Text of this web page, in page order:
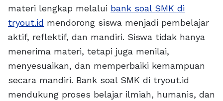
materi lengkap melalui bank soal SMK di
tryout.id mendorong siswa menjadi pembelajar
aktif, reflektif, dan mandiri. Siswa tidak hanya
menerima materi, tetapi juga menilai,
menyesuaikan, dan memperbaiki kemampuan
secara mandiri. Bank soal SMK di tryout.id
mendukung proses belajar ilmiah, humanis, dan